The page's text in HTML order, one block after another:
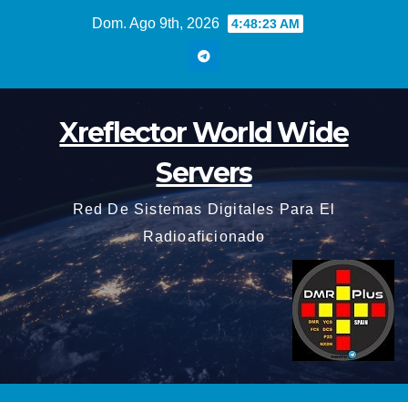
Dom. Ago 9th, 2026 4:48:24 AM
Xreflector World Wide
Servers
Red De Sistemas Digitales Para El
Radioaficionado